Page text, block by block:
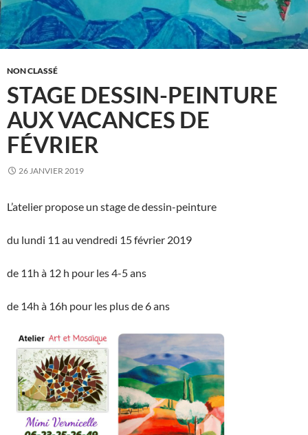
NON CLASSÉ
STAGE DESSIN-PEINTURE
AUX VACANCES DE
FÉVRIER
26 JANVIER 2019
L’atelier propose un stage de dessin-peinture
du lundi 11 au vendredi 15 février 2019
de 11h à 12 h pour les 4-5 ans
de 14h à 16h pour les plus de 6 ans